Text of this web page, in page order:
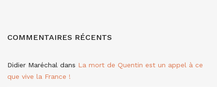
COMMENTAIRES RÉCENTS
Didier Maréchal dans La mort de Quentin est un appel à ce
que vive la France !